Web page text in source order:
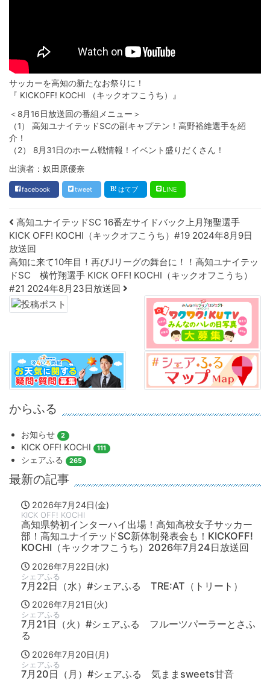
サッカーを高知の新たなお祭りに！
『 KICKOFF! KOCHI （キックオフこうち）』
＜8月16日放送回の番組メニュー＞
（1） 高知ユナイテッドSCの副キャプテン！高野裕維選手を紹
介！
（2） 8月31日のホーム戦情報！イベント盛りだくさん！
出演者：奴田原優奈
facebook tweet はてブ LINE
Post navigation
高知ユナイテッドSC 16番左サイドバック上月翔聖選手
KICK OFF! KOCHI（キックオフこうち）#19 2024年8月9日
放送回
高知に来て10年目！再びJリーグの舞台に！！高知ユナイテッ
ドSC 横竹翔選手 KICK OFF! KOCHI（キックオフこうち）
#21 2024年8月23日放送回
からふる
お知らせ 2
KICK OFF! KOCHI 111
シェアふる 265
最新の記事
2026年7月24日(金)
KICK OFF! KOCHI
高知県勢初インターハイ出場！高知高校女子サッカー
部！高知ユナイテッドSC新体制発表会も！KICKOFF!
KOCHI（キックオフこうち）2026年7月24日放送回
2026年7月22日(水)
シェアふる
7月22日（水）#シェアふる TRE:AT（トリート）
2026年7月21日(火)
シェアふる
7月21日（火）#シェアふる フルーツパーラーとさふ
る
2026年7月20日(月)
シェアふる
7月20日（月）#シェアふる 気ままsweets甘音